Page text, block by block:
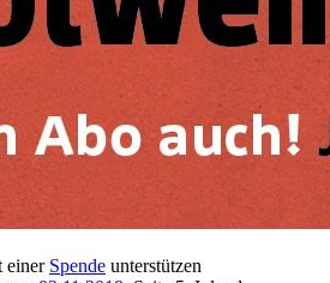
einer Spende unterstützen